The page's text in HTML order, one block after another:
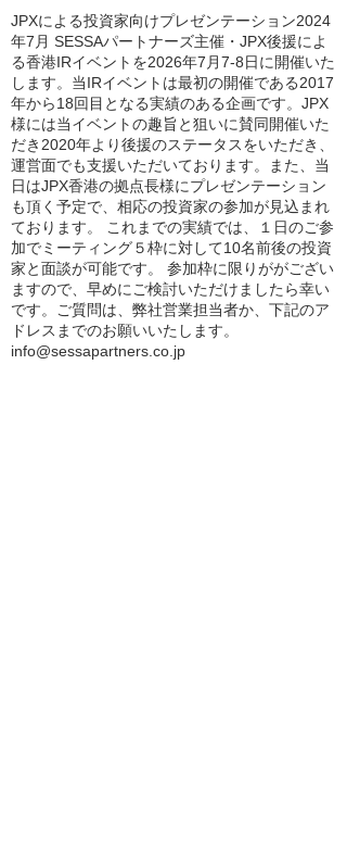
JPXによる投資家向けプレゼンテーション2024
年7月 SESSAパートナーズ主催・JPX後援によ
る香港IRイベントを2026年7月7-8日に開催いた
します。当IRイベントは最初の開催である2017
年から18回目となる実績のある企画です。JPX
様には当イベントの趣旨と狙いに賛同開催いた
だき2020年より後援のステータスをいただき、
運営面でも支援いただいております。また、当
日はJPX香港の拠点長様にプレゼンテーション
も頂く予定で、相応の投資家の参加が見込まれ
ております。 これまでの実績では、１日のご参
加でミーティング５枠に対して10名前後の投資
家と面談が可能です。 参加枠に限りががござい
ますので、早めにご検討いただけましたら幸い
です。ご質問は、弊社営業担当者か、下記のア
ドレスまでのお願いいたします。
info@sessapartners.co.jp